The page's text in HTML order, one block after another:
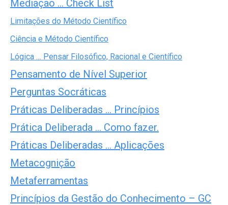
Mediação … Check List
Limitações do Método Científico
Ciência e Método Científico
Lógica … Pensar Filosófico, Racional e Científico
Pensamento de Nível Superior
Perguntas Socráticas
Práticas Deliberadas … Princípios
Prática Deliberada … Como fazer.
Práticas Deliberadas … Aplicações
Metacognição
Metaferramentas
Princípios da Gestão do Conhecimento – GC